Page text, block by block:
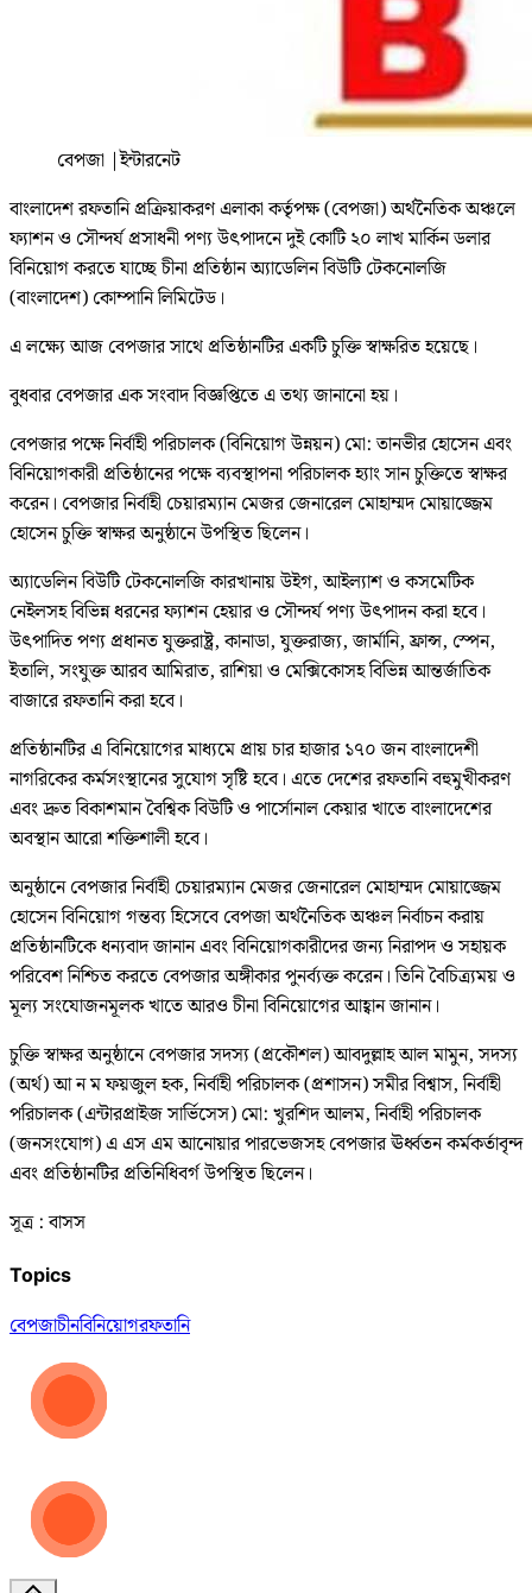
বেপজা |ইন্টারনেট
বাংলাদেশ রফতানি প্রক্রিয়াকরণ এলাকা কর্তৃপক্ষ (বেপজা) অর্থনৈতিক অঞ্চলে
ফ্যাশন ও সৌন্দর্য প্রসাধনী পণ্য উৎপাদনে দুই কোটি ২০ লাখ মার্কিন ডলার
বিনিয়োগ করতে যাচ্ছে চীনা প্রতিষ্ঠান অ্যাডেলিন বিউটি টেকনোলজি
(বাংলাদেশ) কোম্পানি লিমিটেড।
এ লক্ষ্যে আজ বেপজার সাথে প্রতিষ্ঠানটির একটি চুক্তি স্বাক্ষরিত হয়েছে।
বুধবার বেপজার এক সংবাদ বিজ্ঞপ্তিতে এ তথ্য জানানো হয়।
বেপজার পক্ষে নির্বাহী পরিচালক (বিনিয়োগ উন্নয়ন) মো: তানভীর হোসেন এবং
বিনিয়োগকারী প্রতিষ্ঠানের পক্ষে ব্যবস্থাপনা পরিচালক হ্যাং সান চুক্তিতে স্বাক্ষর
করেন। বেপজার নির্বাহী চেয়ারম্যান মেজর জেনারেল মোহাম্মদ মোয়াজ্জেম
হোসেন চুক্তি স্বাক্ষর অনুষ্ঠানে উপস্থিত ছিলেন।
অ্যাডেলিন বিউটি টেকনোলজি কারখানায় উইগ, আইল্যাশ ও কসমেটিক
নেইলসহ বিভিন্ন ধরনের ফ্যাশন হেয়ার ও সৌন্দর্য পণ্য উৎপাদন করা হবে।
উৎপাদিত পণ্য প্রধানত যুক্তরাষ্ট্র, কানাডা, যুক্তরাজ্য, জার্মানি, ফ্রান্স, স্পেন,
ইতালি, সংযুক্ত আরব আমিরাত, রাশিয়া ও মেক্সিকোসহ বিভিন্ন আন্তর্জাতিক
বাজারে রফতানি করা হবে।
প্রতিষ্ঠানটির এ বিনিয়োগের মাধ্যমে প্রায় চার হাজার ১৭০ জন বাংলাদেশী
নাগরিকের কর্মসংস্থানের সুযোগ সৃষ্টি হবে। এতে দেশের রফতানি বহুমুখীকরণ
এবং দ্রুত বিকাশমান বৈশ্বিক বিউটি ও পার্সোনাল কেয়ার খাতে বাংলাদেশের
অবস্থান আরো শক্তিশালী হবে।
অনুষ্ঠানে বেপজার নির্বাহী চেয়ারম্যান মেজর জেনারেল মোহাম্মদ মোয়াজ্জেম
হোসেন বিনিয়োগ গন্তব্য হিসেবে বেপজা অর্থনৈতিক অঞ্চল নির্বাচন করায়
প্রতিষ্ঠানটিকে ধন্যবাদ জানান এবং বিনিয়োগকারীদের জন্য নিরাপদ ও সহায়ক
পরিবেশ নিশ্চিত করতে বেপজার অঙ্গীকার পুনর্ব্যক্ত করেন। তিনি বৈচিত্র্যময় ও
মূল্য সংযোজনমূলক খাতে আরও চীনা বিনিয়োগের আহ্বান জানান।
চুক্তি স্বাক্ষর অনুষ্ঠানে বেপজার সদস্য (প্রকৌশল) আবদুল্লাহ আল মামুন, সদস্য
(অর্থ) আ ন ম ফয়জুল হক, নির্বাহী পরিচালক (প্রশাসন) সমীর বিশ্বাস, নির্বাহী
পরিচালক (এন্টারপ্রাইজ সার্ভিসেস) মো: খুরশিদ আলম, নির্বাহী পরিচালক
(জনসংযোগ) এ এস এম আনোয়ার পারভেজসহ বেপজার ঊর্ধ্বতন কর্মকর্তাবৃন্দ
এবং প্রতিষ্ঠানটির প্রতিনিধিবর্গ উপস্থিত ছিলেন।
সূত্র : বাসস
Topics
বেপজাচীনবিনিয়োগরফতানি